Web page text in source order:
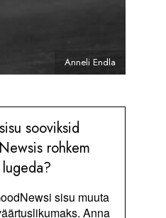
Anneli Endla
sooviksid
rohkem
lugeda?
sisu muuta
Anna